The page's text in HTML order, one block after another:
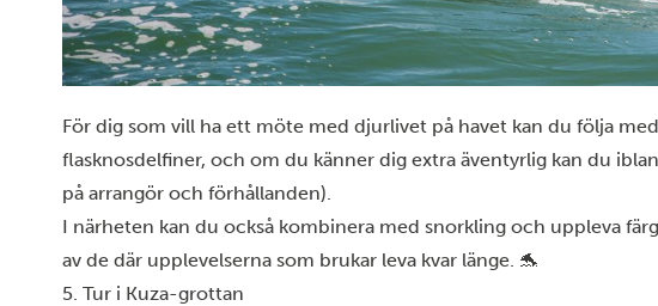
För dig som vill ha ett möte med djurlivet på havet kan du följa
flasknosdelfiner, och om du känner dig extra äventyrlig kan du
på arrangör och förhållanden).
I närheten kan du också kombinera med snorkling och uppleva
av de där upplevelserna som brukar leva kvar länge. 🐬
5. Tur i Kuza-grottan